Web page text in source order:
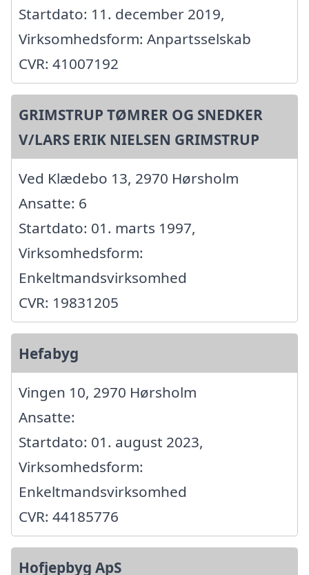
Startdato: 11. december 2019,
Virksomhedsform: Anpartsselskab
CVR: 41007192
GRIMSTRUP TØMRER OG SNEDKER
V/LARS ERIK NIELSEN GRIMSTRUP
Ved Klædebo 13, 2970 Hørsholm
Ansatte: 6
Startdato: 01. marts 1997,
Virksomhedsform:
Enkeltmandsvirksomhed
CVR: 19831205
Hefabyg
Vingen 10, 2970 Hørsholm
Ansatte:
Startdato: 01. august 2023,
Virksomhedsform:
Enkeltmandsvirksomhed
CVR: 44185776
Hofjepbyg ApS